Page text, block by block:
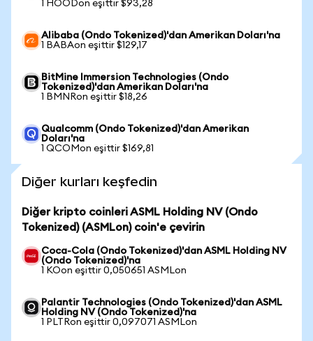
1 HOODon eşittir $93,28
Alibaba (Ondo Tokenized)'dan Amerikan Doları'na
1 BABAon eşittir $129,17
BitMine Immersion Technologies (Ondo
Tokenized)'dan Amerikan Doları'na
1 BMNRon eşittir $18,26
Qualcomm (Ondo Tokenized)'dan Amerikan
Doları'na
1 QCOMon eşittir $169,81
Diğer kurları keşfedin
Diğer kripto coinleri ASML Holding NV (Ondo
Tokenized) (ASMLon) coin'e çevirin
Coca-Cola (Ondo Tokenized)'dan ASML Holding NV
(Ondo Tokenized)'na
1 KOon eşittir 0,050651 ASMLon
Palantir Technologies (Ondo Tokenized)'dan ASML
Holding NV (Ondo Tokenized)'na
1 PLTRon eşittir 0,097071 ASMLon